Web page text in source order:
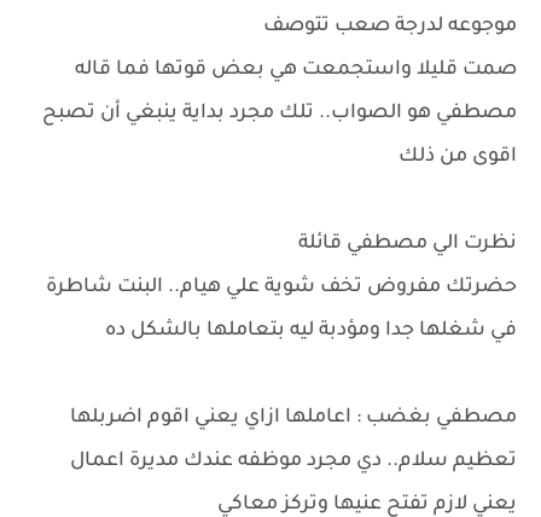
موجوعه لدرجة صعب تتوصف
صمت قليلا واستجمعت هي بعض قوتها فما قاله
مصطفي هو الصواب.. تلك مجرد بداية ينبغي أن تصبح
اقوى من ذلك
نظرت الي مصطفي قائلة
حضرتك مفروض تخف شوية علي هيام.. البنت شاطرة
في شغلها جدا ومؤدبة ليه بتعاملها بالشكل ده
مصطفي بغضب : اعاملها ازاي يعني اقوم اضربلها
تعظيم سلام.. دي مجرد موظفه عندك مديرة اعمال
يعني لازم تفتح عنيها وتركز معاكي